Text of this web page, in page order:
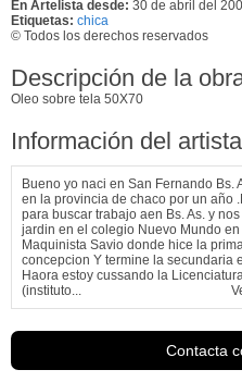
En Artelista desde: 30 de abril del
Etiquetas: chica
© Todos los derechos reservados
Descripción de la
Oleo sobre tela 50X70
Información del artista
Bueno yo naci en San Fernando Bs.
en la provincia de chaco por un año
para buscar trabajo aen Bs. As. y
jardin en el colegio Nuevo Mundo
Maquinista Savio donde hice la
concepcion Y termine la secundaria
Haora estoy cussando la
(instituto...
Contacta